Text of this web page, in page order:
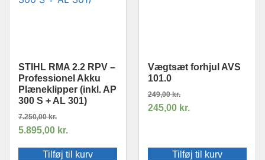
STIHL RMA 2.2 RPV –
Professionel Akku
Plæneklipper (inkl. AP
300 S + AL 301)
7.250,00kr.
5.895,00 kr.
Tilføj til kurv
Vægtsæt forhjul AVS
101.0
249,00kr.
245,00 kr.
Tilføj til kurv